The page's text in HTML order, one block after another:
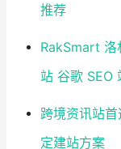
推荐
RakSmart 洛
站 谷歌 SEO
跨境资讯站
定建站方案